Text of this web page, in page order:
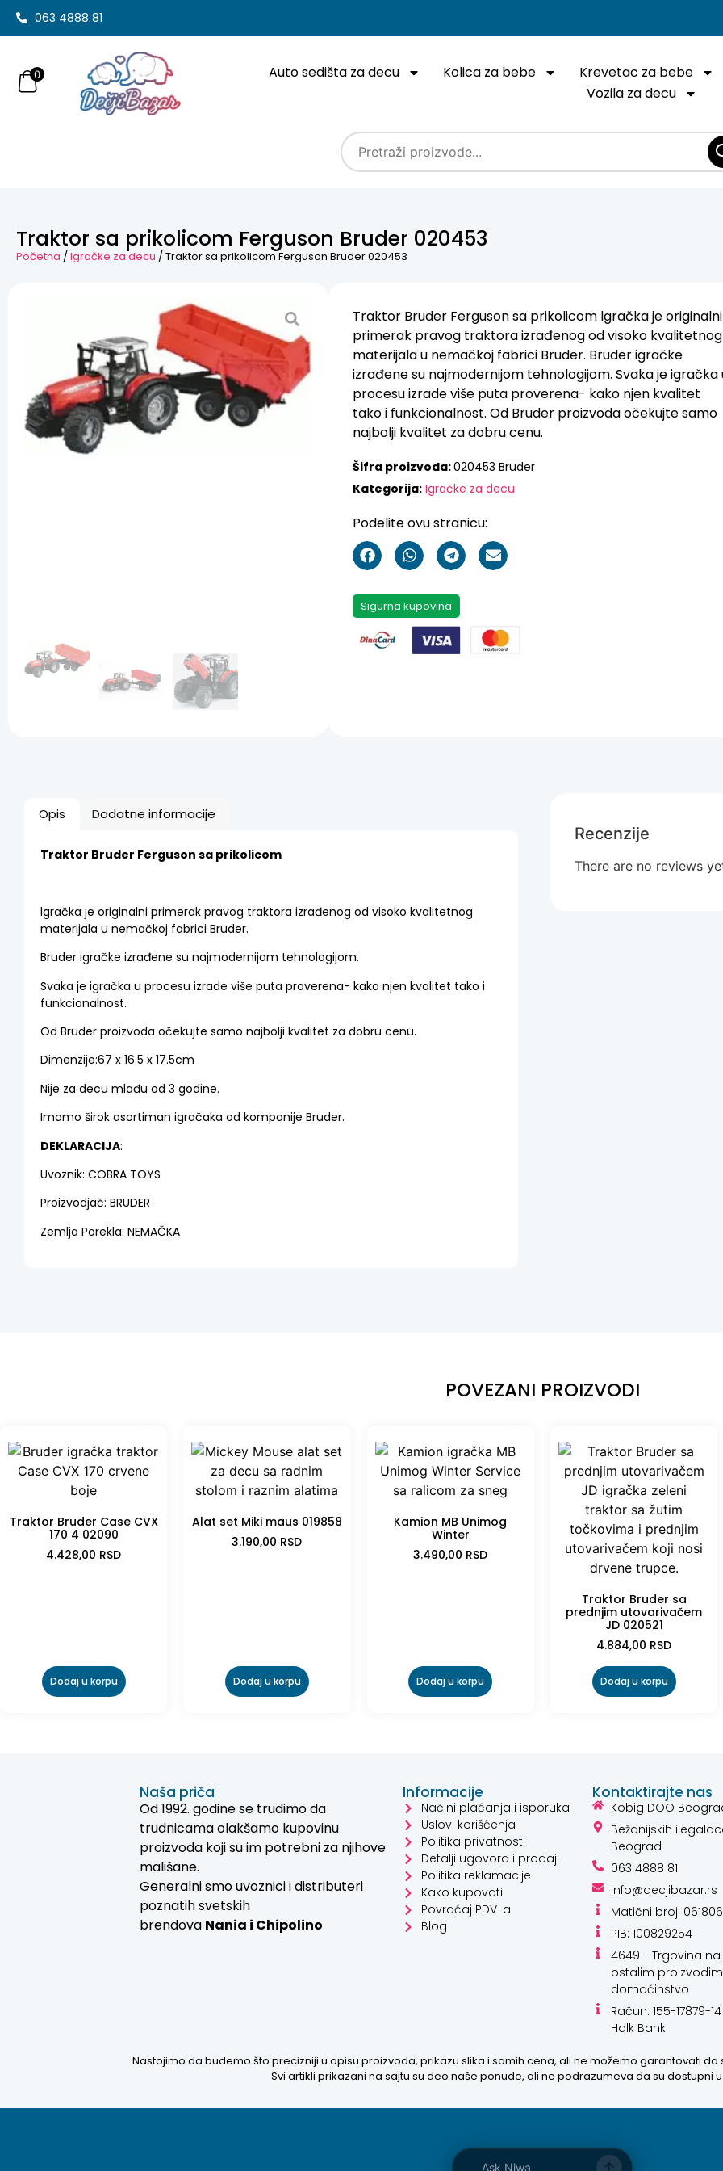
063 4888 81
Auto sedišta za decu Kolica za bebe
Krevetac za bebe
Vozila za decu
0
Traktor sa prikolicom Ferguson Bruder 020453
Početna /Igračke za decu / Traktor sa prikolicom Ferguson Bruder 020453
Traktor Bruder Ferguson sa prikolicom lgračka je originalni
primerak pravog traktora izrađenog od visoko kvalitetnog
materijala u nemačkoj fabrici Bruder. Bruder igračke
izrađene su najmodernijom tehnologijom. Svaka je igračka
procesu izrade više puta proverena- kako njen kvalitet
tako i funkcionalnost. Od Bruder proizvoda očekujte samo
najbolji kvalitet za dobru cenu.
Šifra proizvoda:020453 Bruder
Kategorija: Igračke za decu
Podelite ovu stranicu:
Sigurna kupovina
Opis Dodatne informacije
Traktor Bruder Ferguson sa prikolicom
lgračka je originalni primerak pravog traktora izrađenog od visoko kvalitetnog
materijala u nemačkoj fabrici Bruder.
Bruder igračke izrađene su najmodernijom tehnologijom.
Svaka je igračka u procesu izrade više puta proverena- kako njen kvalitet tako i
funkcionalnost.
Od Bruder proizvoda očekujte samo najbolji kvalitet za dobru cenu.
Dimenzije:67 x 16.5 x 17.5cm
Nije za decu mlađu od 3 godine.
Imamo širok asortiman igračaka od kompanije Bruder.
DEKLARACIJA:
Uvoznik: COBRA TOYS
Proizvodjač: BRUDER
Zemlja Porekla: NEMAČKA
Recenzije
There are no reviews
POVEZANI PROIZVODI
Traktor Bruder Case CVX
170 4 02090
4.428,00 RSD
Dodaj u korpu
Alat set Miki maus 019858
3.190,00 RSD
Dodaj u korpu
Kamion MB Unimog
Winter
3.490,00 RSD
Dodaj u korpu
Traktor Bruder sa
prednjim utovarivačem
JD 020521
4.884,00 RSD
Dodaj u korpu
Naša priča
Od 1992. godine se trudimo da
trudnicama olakšamo kupovinu
proizvoda koji su im potrebni za njihove
mališane.
Generalni smo uvoznici i distributeri
poznatih svetskih
brendova Nania i Chipolino
Informacije
Načini plaćanja i isporuka
Uslovi korišćenja
Politika privatnosti
Detalji ugovora i prodaji
Politika reklamacije
Kako kupovati
Povraćaj PDV-a
Blog
Kontaktirajte nas
Kobig DOO
Bežanijskih
Beograd
063 4888 81
info@decjibazar.rs
Matični broj:
PIB: 100829254
4649 - Trgovina na
ostalim
domaćinstvo
Račun: 155-17879-14
Halk Bank
Nastojimo da budemo što precizniji u opisu proizvoda, prikazu slika i samih cena, ali ne možemo garantovati
Svi artikli prikazani na sajtu su deo naše ponude, ali ne podrazumeva da su dostupni
Zdravo! Ja sam Niwa Ai Asistent.
8:38 PM
Ask Niwa